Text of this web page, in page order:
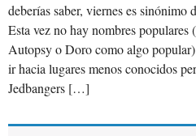
deberías saber, viernes es sinónimo
Esta vez no hay nombres populares
Autopsy o Doro como algo
ir hacia lugares menos conocidos
Jedbangers […]